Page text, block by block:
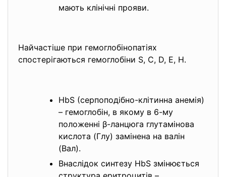
мають клінічні прояви.
Найчастіше при гемоглобінопатіях
спостерігаються гемоглобіни S, C, D, E, H.
HbS (серпоподібно-клітинна анемія)
– гемоглобін, в якому в 6-му
положенні β-ланцюга глутамінова
кислота (Глу) замінена на валін
(Вал).
Внаслідок синтезу HbS змінюється